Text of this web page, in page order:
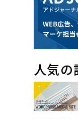
人気の